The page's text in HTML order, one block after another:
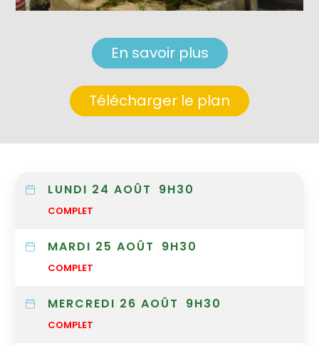
Télécharger le plan
En savoir plus
LUNDI 24 AOÛT 9H30
COMPLET
MARDI 25 AOÛT 9H30
COMPLET
MERCREDI 26 AOÛT 9H30
COMPLET